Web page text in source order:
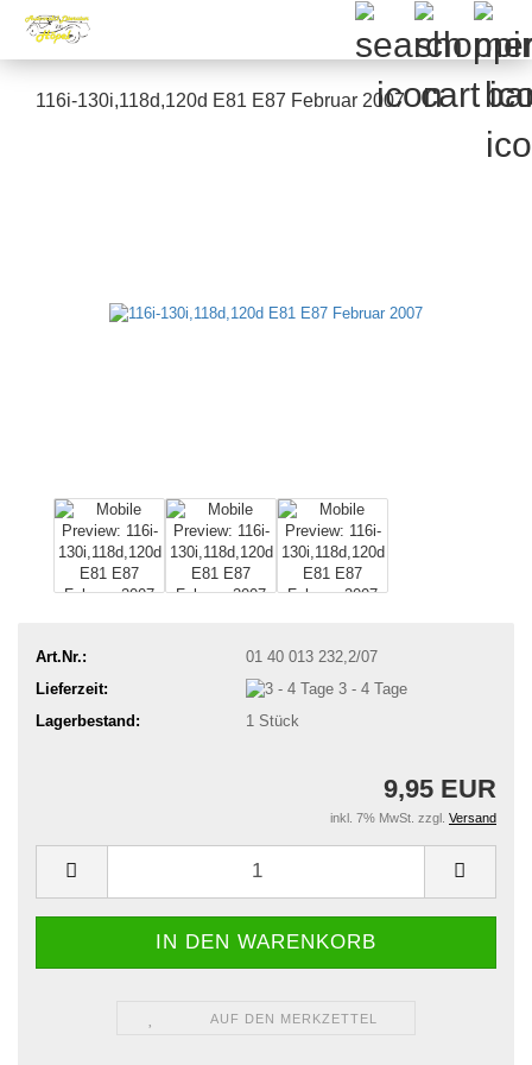
116i-130i,118d,120d E81 E87 Februar 2007
Art.Nr.:
01 40 013 232,2/07
Lieferzeit:
3 - 4 Tage
Lagerbestand:
1 Stück
9,95 EUR
inkl. 7% MwSt. zzgl. Versand
AUF DEN MERKZETTEL